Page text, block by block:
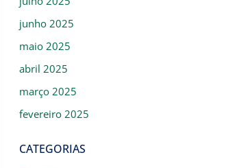
junho 2025
maio 2025
abril 2025
março 2025
fevereiro 2025
CATEGORIAS